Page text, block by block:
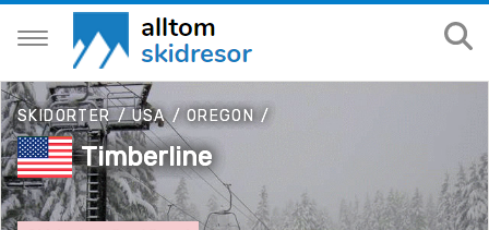
SKIDORTER/USA/ OREGON /
Timberline